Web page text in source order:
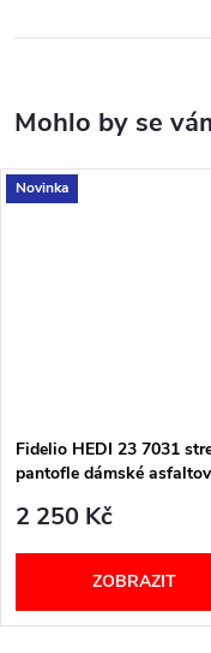
Novinka
Fidelio HEDI 23 7031
pantofle dámské
2 250 Kč
ZOBRAZIT